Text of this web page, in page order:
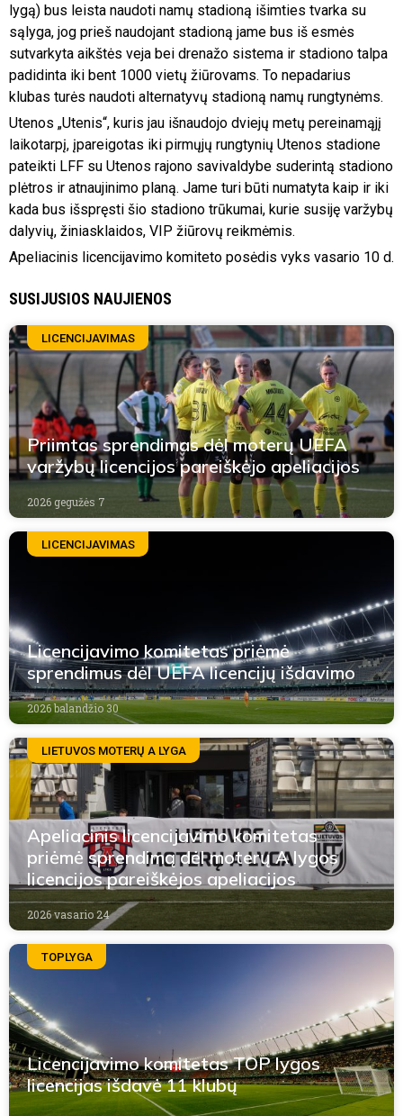
lygą) bus leista naudoti namų stadioną išimties tvarka su
sąlyga, jog prieš naudojant stadioną jame bus iš esmės
sutvarkyta aikštės veja bei drenažo sistema ir stadiono talpa
padidinta iki bent 1000 vietų žiūrovams. To nepadarius
klubas turės naudoti alternatyvų stadioną namų rungtynėms.
Utenos „Utenis“, kuris jau išnaudojo dviejų metų pereinamąjį
laikotarpį, įpareigotas iki pirmųjų rungtynių Utenos stadione
pateikti LFF su Utenos rajono savivaldybe suderintą stadiono
plėtros ir atnaujinimo planą. Jame turi būti numatyta kaip ir iki
kada bus išspręsti šio stadiono trūkumai, kurie susiję varžybų
dalyvių, žiniasklaidos, VIP žiūrovų reikmėmis.
Apeliacinis licencijavimo komiteto posėdis vyks vasario 10 d.
SUSIJUSIOS NAUJIENOS
LICENCIJAVIMAS
Priimtas sprendimas dėl moterų UEFA
varžybų licencijos pareiškėjo apeliacijos
2026 gegužės 7
LICENCIJAVIMAS
Licencijavimo komitetas priėmė
sprendimus dėl UEFA licencijų išdavimo
2026 balandžio 30
LIETUVOS MOTERŲ A LYGA
Apeliacinis licencijavimo komitetas
priėmė sprendimą dėl moterų A lygos
licencijos pareiškėjos apeliacijos
2026 vasario 24
TOPLYGA
Licencijavimo komitetas TOP lygos
licencijas išdavė 11 klubų